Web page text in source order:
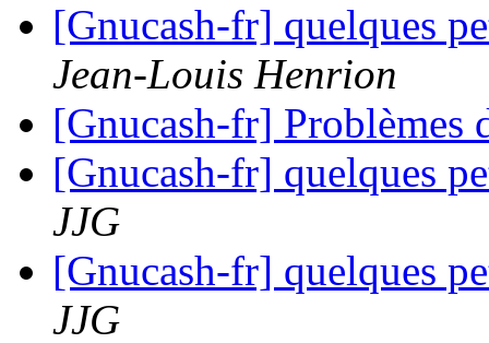
[Gnucash-fr] quelques
Jean-Louis Henrion
[Gnucash-fr] Problèmes
[Gnucash-fr] quelques
JJG
[Gnucash-fr] quelques
JJG